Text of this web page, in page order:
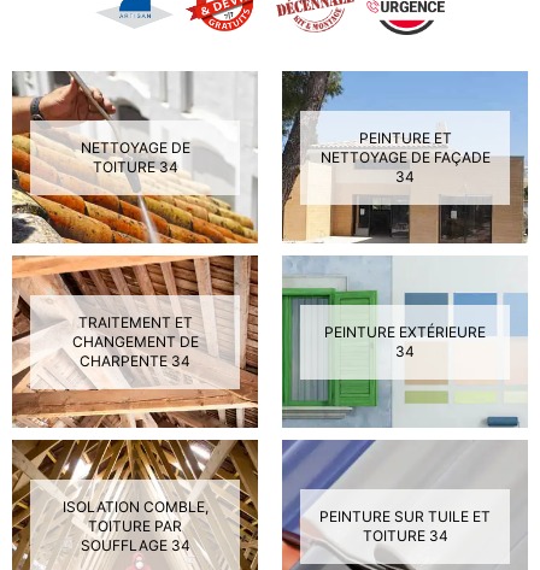
NETTOYAGE DE
TOITURE 34
PEINTURE ET
NETTOYAGE DE FAÇADE
34
TRAITEMENT ET
CHANGEMENT DE
CHARPENTE 34
PEINTURE EXTÉRIEURE
34
ISOLATION COMBLE,
TOITURE PAR
SOUFFLAGE 34
PEINTURE SUR TUILE ET
TOITURE 34